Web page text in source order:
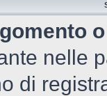
nelle
di